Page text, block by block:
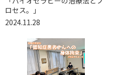
ロセス。」
2024.11.28